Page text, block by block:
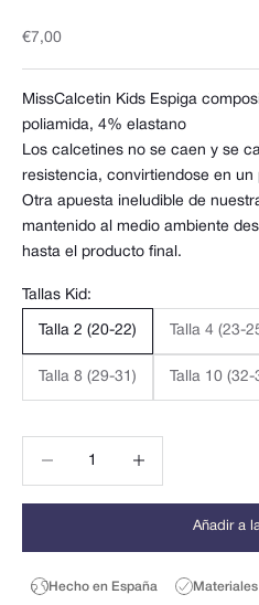
Precio de oferta
€7,00
MissCalcetin Kids Espiga
poliamida, 4% elastano
Los calcetines no se caen y se
resistencia, convirtiendose en
Otra apuesta ineludible de
mantenido al medio ambiente
hasta el producto final.
Tallas Kid:
Talla 2 (20-22) Talla 4 (23-
Talla 8 (29-31) Talla 10 (32-
Añadir a
Hecho en España